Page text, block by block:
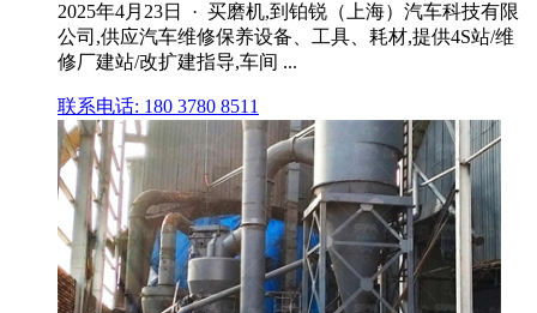
2025年4月23日 · 买磨机,到铂锐（上海）汽车科技有限
公司,供应汽车维修保养设备、工具、耗材,提供4S站/维
修厂建站/改扩建指导,车间 ...
联系电话: 180 3780 8511